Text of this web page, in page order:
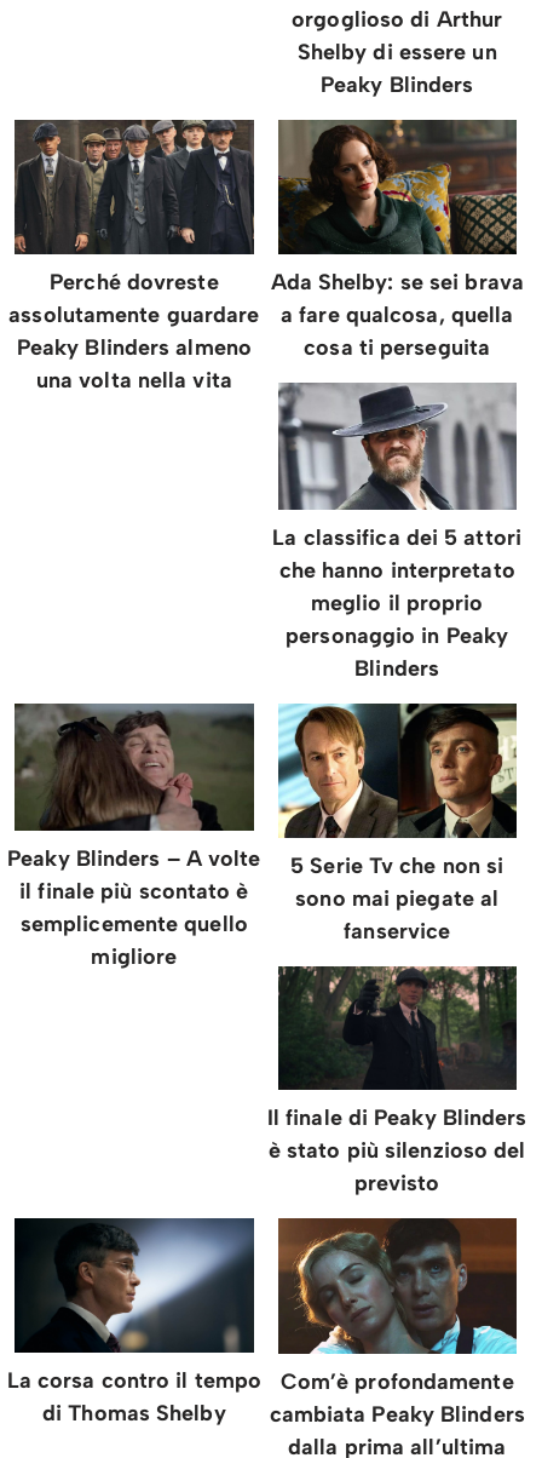
orgoglioso di Arthur
Shelby di essere un
Peaky Blinders
Perché dovreste
assolutamente guardare
Peaky Blinders almeno
una volta nella vita
Ada Shelby: se sei brava
a fare qualcosa, quella
cosa ti perseguita
La classifica dei 5 attori
che hanno interpretato
meglio il proprio
personaggio in Peaky
Blinders
Peaky Blinders – A volte
il finale più scontato è
semplicemente quello
migliore
5 Serie Tv che non si
sono mai piegate al
fanservice
Il finale di Peaky Blinders
è stato più silenzioso del
previsto
La corsa contro il tempo
di Thomas Shelby
Com’è profondamente
cambiata Peaky Blinders
dalla prima all’ultima